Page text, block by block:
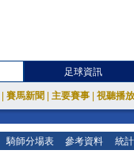
足球資訊
賽馬新聞 主要賽事 視聽播
騎師分場表 參考資料 統